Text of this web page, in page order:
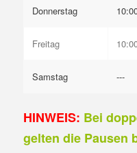
Donnerstag
Freitag
Samstag ---
HINWEIS: Bei
gelten die Pausen